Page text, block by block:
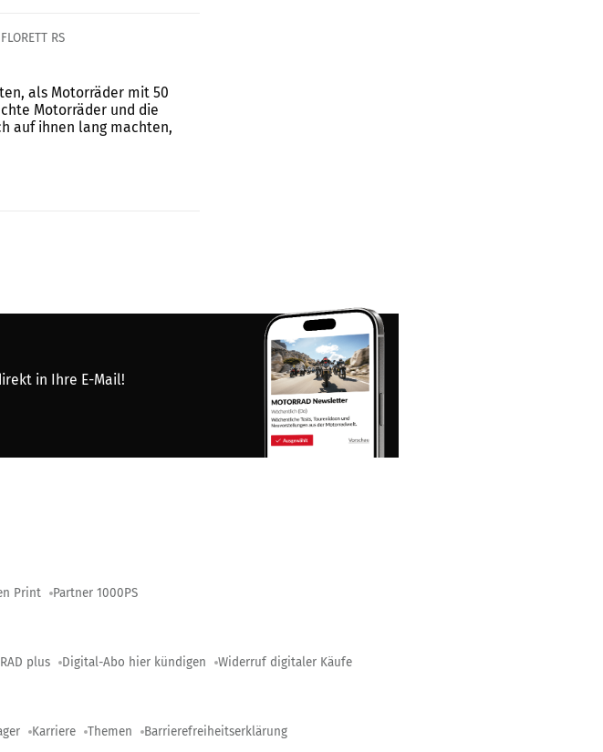
RS
als Motorräder mit 50
Motorräder und die
auf ihnen lang machten,
in Ihre E-Mail!
Print Partner 1000PS
plus Digital-Abo hier kündigen Widerruf digitaler Käufe
Karriere Themen Barrierefreiheitserklärung